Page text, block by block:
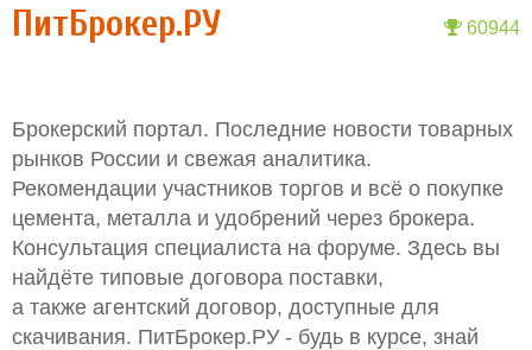
60944
ПитБрокер.РУ
Брокерский портал. Последние новости товарных
рынков России и свежая аналитика.
Рекомендации участников торгов и всё о покупке
цемента, металла и удобрений через брокера.
Консультация специалиста на форуме. Здесь вы
найдёте типовые договора поставки,
а также агентский договор, доступные для
скачивания. ПитБрокер.РУ - будь в курсе, знай